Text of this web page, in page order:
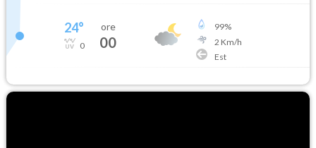
24°
0
ore
00
99%
2 Km/h
Est